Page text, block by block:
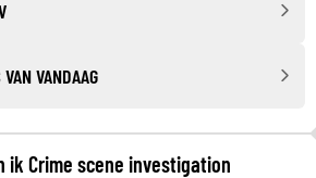
VANDAAG
ik Crime scene investigation